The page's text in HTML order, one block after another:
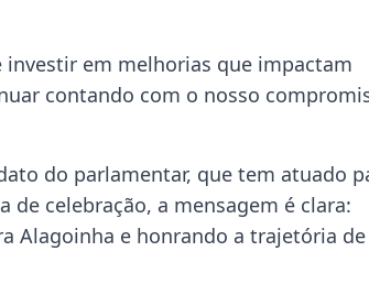
investir em melhorias que impactam
contando com o nosso
do parlamentar, que tem atuado
celebração, a mensagem é clara:
Alagoinha e honrando a trajetória